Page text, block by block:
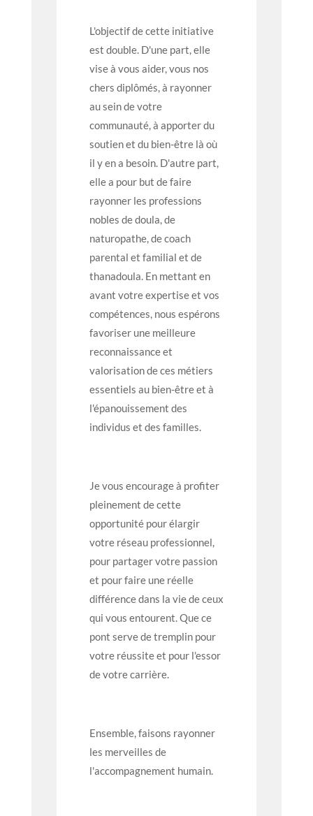
L'objectif de cette initiative
est double. D'une part, elle
vise à vous aider, vous nos
chers diplômés, à rayonner
au sein de votre
communauté, à apporter du
soutien et du bien-être là où
il y en a besoin. D'autre part,
elle a pour but de faire
rayonner les professions
nobles de doula, de
naturopathe, de coach
parental et familial et de
thanadoula. En mettant en
avant votre expertise et vos
compétences, nous espérons
favoriser une meilleure
reconnaissance et
valorisation de ces métiers
essentiels au bien-être et à
l'épanouissement des
individus et des familles.
Je vous encourage à profiter
pleinement de cette
opportunité pour élargir
votre réseau professionnel,
pour partager votre passion
et pour faire une réelle
différence dans la vie de ceux
qui vous entourent. Que ce
pont serve de tremplin pour
votre réussite et pour l'essor
de votre carrière.
Ensemble, faisons rayonner
les merveilles de
l'accompagnement humain.